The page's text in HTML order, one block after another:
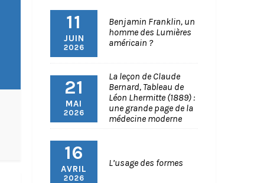
11
JUIN
2026
Benjamin Franklin, un
homme des Lumières
américain ?
21
MAI
2026
La leçon de Claude
Bernard, Tableau de
Léon Lhermitte (1889) :
une grande page de la
médecine moderne
16
AVRIL
2026
L’usage des formes